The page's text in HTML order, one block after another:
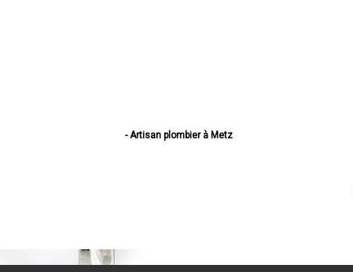
- Artisan plombier à Metz
- Artisan plombier à Creutzwald
- Artisan plombier à Freyming-Merlebach